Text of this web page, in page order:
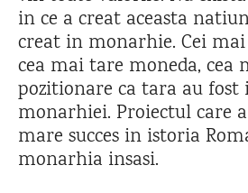
in ce a creat aceasta
creat in monarhie. Cei
cea mai tare moneda, cea
pozitionare ca tara au
monarhiei. Proiectul care
mare succes in istoria
monarhia insasi.